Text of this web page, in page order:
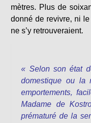
mètres. Plus de
donné de revivre, ni
ne s’y retrouveraient.
« Selon son état
domestique ou la
emportements,
Madame de
prématuré de la